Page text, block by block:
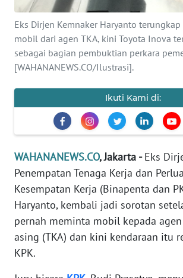
Eks Dirjen Kemnaker Haryanto
mobil dari agen TKA, kini Toyota Inova
sebagai bagian pembuktian perkara
[WAHANANEWS.CO/Ilustrasi].
Ikuti Kami di:
WAHANANEWS.CO, Jakarta -Eks
Penempatan Tenaga Kerja dan
Kesempatan Kerja (Binapenta dan
Haryanto, kembali jadi sorotan
pernah meminta mobil kepada
asing (TKA) dan kini kendaraan itu
KPK.
PENDIDIKAN
OLAHRAGA
EDITORIAL
INDEKS
BERITA
KONTAK
KAMI
INFO